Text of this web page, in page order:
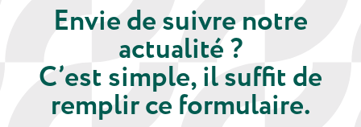
Envie de suivre notre
actualité ?
C’est simple, il suffit de
remplir ce formulaire.